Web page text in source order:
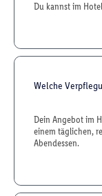
Du kannst im
Welche
Dein Angebot im
einem täglichen,
Abendessen.